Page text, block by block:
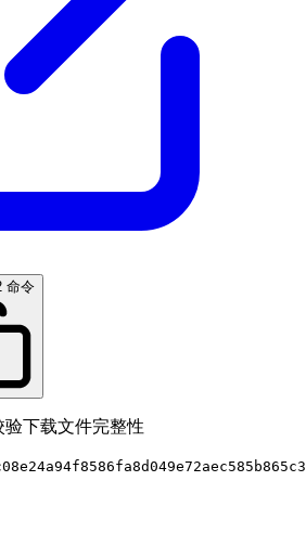
命令
下载文件完整性